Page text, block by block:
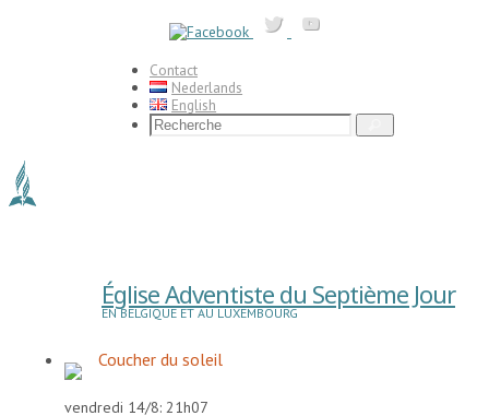
Contact
Nederlands
English
Search
for:
Église Adventiste du Septième Jour
EN BELGIQUE ET AU LUXEMBOURG
Coucher du soleil
vendredi 14/8: 21h07